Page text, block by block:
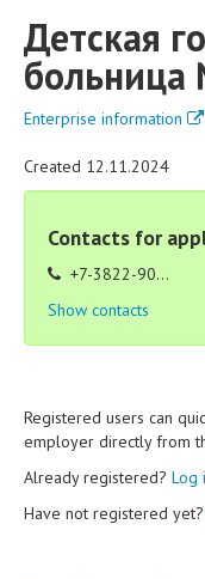
Детская
Enterprise information
Created 12.11.2024
Contacts for
+7-3822-90...
Show contacts
Registered users can
employer directly from
Already registered? Log
Have not registered yet?